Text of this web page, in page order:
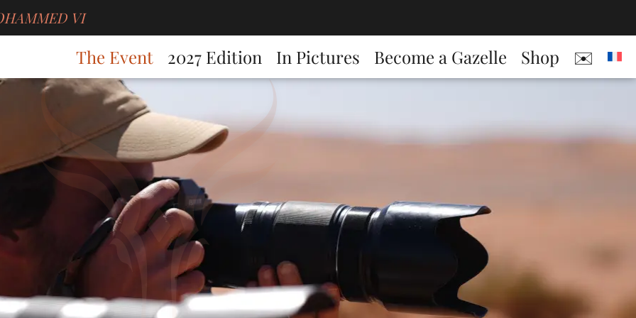
VI
The Event 2027 Edition In Pictures Become a Gazelle Shop ✉️